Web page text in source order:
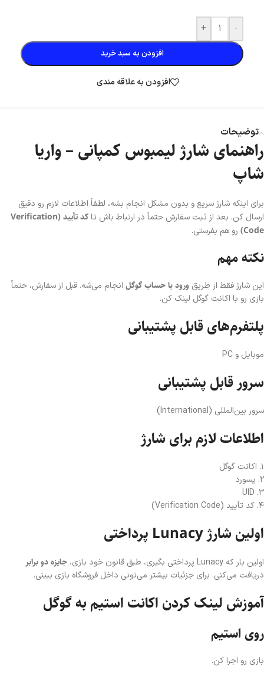
-
+
افزودن به سبد خرید
افزودن به علاقه مندی
توضیحات
راهنمای شارژ لیمبوس کمپانی – واریا
شاپ
برای اینکه شارژ سریع و بدون مشکل انجام بشه، لطفاً اطلاعات لازم رو دقیق
ارسال کن. بعد از ثبت سفارش حتماً در ارتباط باش تا
کد تأیید (Verification
Code) رو هم بفرستی.
نکته مهم
این شارژ فقط از طریق ورود با حساب گوگل انجام می‌شه. قبل از سفارش، حتماً
بازی رو با اکانت گوگل لینک کن.
پلتفرم‌های قابل پشتیبانی
موبایل و PC
سرور قابل پشتیبانی
سرور بین‌المللی (International)
اطلاعات لازم برای شارژ
۱. اکانت گوگل
۲. پسورد
۳. UID
۴. کد تأیید (Verification Code)
اولین شارژ Lunacy پرداختی
اولین بار که Lunacy پرداختی بگیری، طبق قانون خود بازی، جایزه دو برابر
دریافت می‌کنی. برای جزئیات بیشتر می‌تونی داخل فروشگاه بازی ببینی.
آموزش لینک کردن اکانت استیم به گوگل
روی استیم
بازی رو اجرا کن.